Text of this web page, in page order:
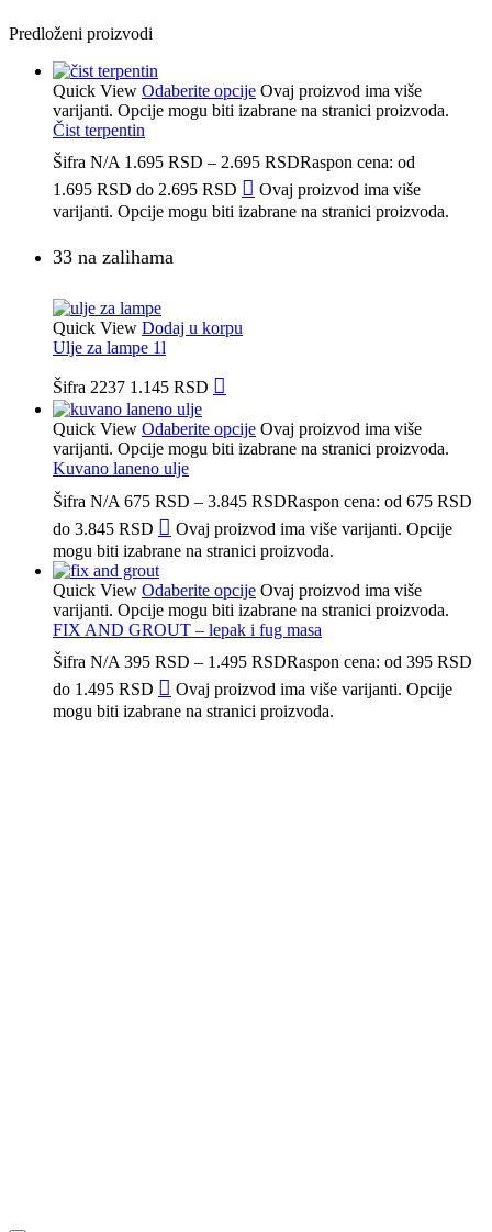
Predloženi proizvodi
Quick View Odaberite opcije Ovaj proizvod ima više
varijanti. Opcije mogu biti izabrane na stranici proizvoda.
Čist terpentin
Šifra N/A 1.695 RSD – 2.695 RSDRaspon cena: od
1.695 RSD do 2.695 RSD
Ovaj proizvod ima više
varijanti. Opcije mogu biti izabrane na stranici proizvoda.
33 na zalihama
Quick View Dodaj u korpu
Ulje za lampe 1l
Šifra 2237 1.145 RSD
Quick View Odaberite opcije Ovaj proizvod ima više
varijanti. Opcije mogu biti izabrane na stranici proizvoda.
Kuvano laneno ulje
Šifra N/A 675 RSD – 3.845 RSDRaspon cena: od 675 RSD
do 3.845 RSD
Ovaj proizvod ima više varijanti. Opcije
mogu biti izabrane na stranici proizvoda.
Quick View Odaberite opcije Ovaj proizvod ima više
varijanti. Opcije mogu biti izabrane na stranici proizvoda.
FIX AND GROUT – lepak i fug masa
Šifra N/A 395 RSD – 1.495 RSDRaspon cena: od 395 RSD
do 1.495 RSD
Ovaj proizvod ima više varijanti. Opcije
mogu biti izabrane na stranici proizvoda.